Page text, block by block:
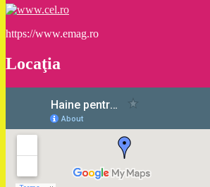
https://www.emag.ro
Locaţia